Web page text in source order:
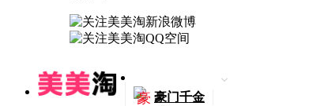
豪 豪门千金